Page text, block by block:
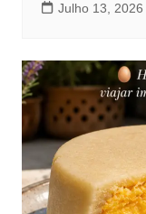
Julho 13, 2026